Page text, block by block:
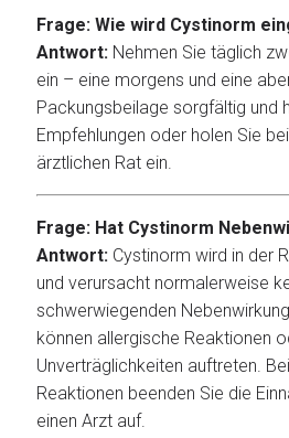
Frage: Wie wird Cystinorm
Antwort: Nehmen Sie täglich
ein – eine morgens und eine
Packungsbeilage sorgfältig und
Empfehlungen oder holen Sie
ärztlichen Rat ein.
Frage: Hat Cystinorm
Antwort: Cystinorm wird in der
und verursacht normalerweise
schwerwiegenden
können allergische Reaktionen
Unverträglichkeiten auftreten.
Reaktionen beenden Sie die
einen Arzt auf.